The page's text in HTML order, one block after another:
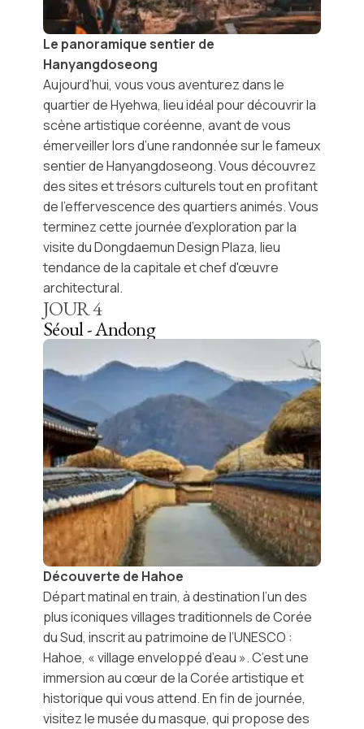
Le panoramique sentier de
Hanyangdoseong
Aujourd’hui, vous vous aventurez dans le
quartier deHyehwa, lieu idéal pour découvrir la
scène artistique coréenne, avant de vous
émerveiller lors d’une randonnée sur le fameux
sentier de Hanyangdoseong. Vous découvrez
des sites et trésors culturels tout en profitant
de l'effervescence des quartiers animés. Vous
terminez cette journée d’exploration par la
visite duDongdaemun Design Plaza, lieu
tendance de la capitale et chef d'œuvre
architectural.
JOUR4
Séoul - Andong
Découverte de Hahoe
Départ matinal en train, à destination l’un des
plus iconiquesvillages traditionnels de Corée
du Sud, inscrit au patrimoine de l’UNESCO :
Hahoe, « village enveloppé d’eau ». C’est une
immersion au cœur de la Corée artistique et
historique qui vous attend. En fin de journée,
visitez lemusée du masque, qui propose des